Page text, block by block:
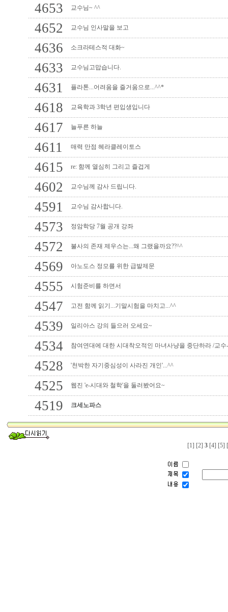
4653 교수님~ ^^
4652 교수님 인사말을 보고
4636 소크라테스적 대화~
4633 교수님고맙습니다.
4631 플라톤...어려움을 즐거움으로...^^*
4618 교육학과 3학년 편입생입니다
4617 늘푸른 하늘
4611 매력 만점 헤라클레이토스
4615 re: 함께 열심히 그리고 즐겁게
4602 교수님께 감사 드립니다.
4591 교수님 감사합니다.
4573 정암학당 7월 공개 강좌
4572 불사의 존재 제우스는...왜 그랬을까요??^^
4569 아노도스 정모를 위한 급발제문
4555 시험준비를 하면서
4547 고전 함께 읽기...기말시험을 마치고...^^
4539 일리아스 강의 들으러 오세요~
4534 참여연대에 대한 시대착오적인 마녀사냥을 중단하라 /교
4528 '천박한 자기중심성이 사라진 개인'...^^
4525 웹진 'e-시대와 철학'을 둘러봤어요~
4519 크세노파스
[1] [2] 3 [4] [5]